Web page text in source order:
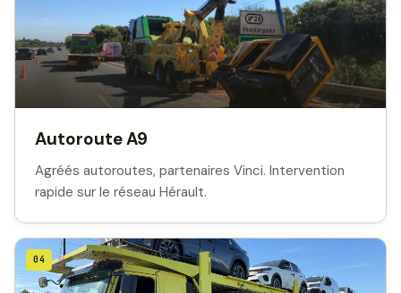
Autoroute A9
Agréés autoroutes, partenaires Vinci. Intervention
rapide sur le réseau Hérault.
04